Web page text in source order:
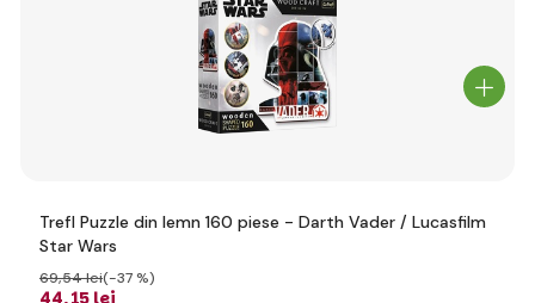
Trefl Puzzle din lemn 160 piese - Darth Vader / Lucasfilm
Star Wars
44,15 lei
69,54 lei(-37 %)